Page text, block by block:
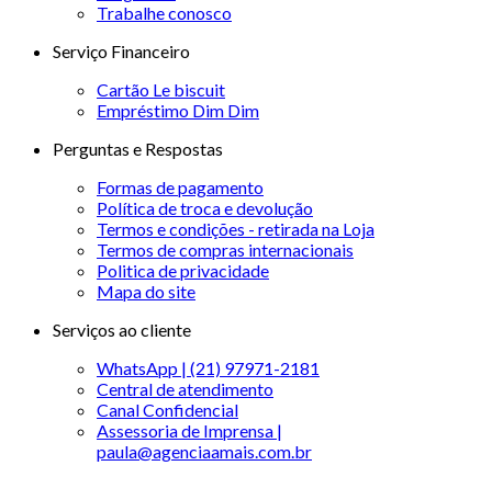
Trabalhe conosco
Serviço Financeiro
Cartão Le biscuit
Empréstimo Dim Dim
Perguntas e Respostas
Formas de pagamento
Política de troca e devolução
Termos e condições - retirada na Loja
Termos de compras internacionais
Politica de privacidade
Mapa do site
Serviços ao cliente
WhatsApp | (21) 97971-2181
Central de atendimento
Canal Confidencial
Assessoria de Imprensa |
paula@agenciaamais.com.br